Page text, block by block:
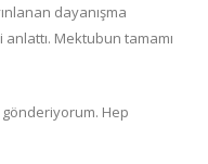
dayanışma
Mektubun tamamı
Hep